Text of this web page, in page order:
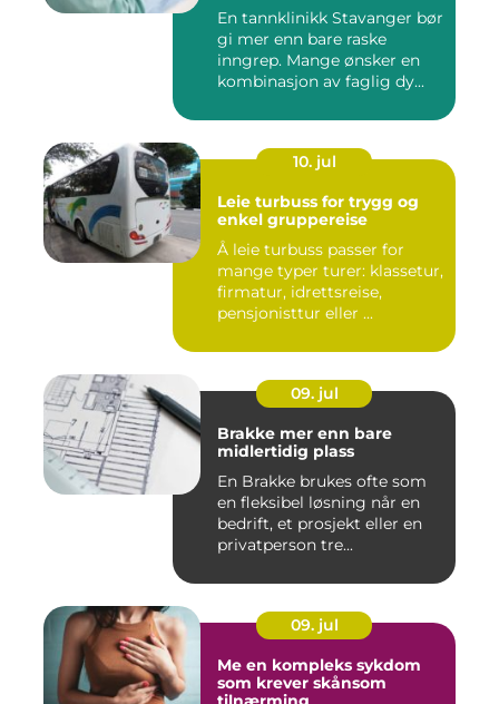
En tannklinikk Stavanger bør
gi mer enn bare raske
inngrep. Mange ønsker en
kombinasjon av faglig dy...
10. jul
Leie turbuss for trygg og
enkel gruppereise
Å leie turbuss passer for
mange typer turer: klassetur,
firmatur, idrettsreise,
pensjonisttur eller ...
09. jul
Brakke mer enn bare
midlertidig plass
En Brakke brukes ofte som
en fleksibel løsning når en
bedrift, et prosjekt eller en
privatperson tre...
09. jul
Me en kompleks sykdom
som krever skånsom